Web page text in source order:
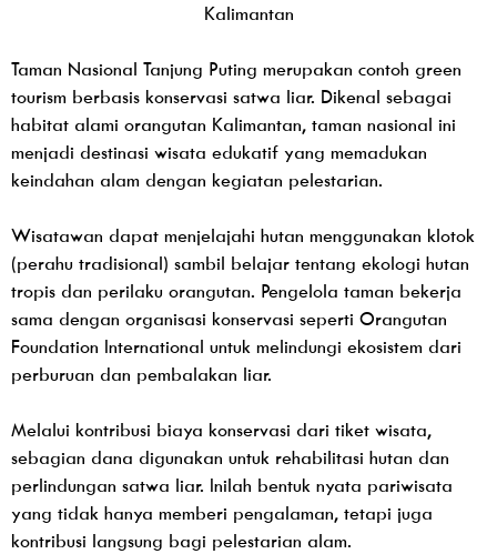
Taman Nasional Tanjung Puting merupakan contoh green
tourism berbasis konservasi satwa liar. Dikenal sebagai
habitat alami orangutan Kalimantan, taman nasional ini
menjadi destinasi wisata edukatif yang memadukan
keindahan alam dengan kegiatan pelestarian.
Wisatawan dapat menjelajahi hutan menggunakan klotok
(perahu tradisional) sambil belajar tentang ekologi hutan
tropis dan perilaku orangutan. Pengelola taman bekerja
sama dengan organisasi konservasi seperti Orangutan
Foundation International untuk melindungi ekosistem dari
perburuan dan pembalakan liar.
Melalui kontribusi biaya konservasi dari tiket wisata,
sebagian dana digunakan untuk rehabilitasi hutan dan
perlindungan satwa liar. Inilah bentuk nyata pariwisata
yang tidak hanya memberi pengalaman, tetapi juga
kontribusi langsung bagi pelestarian alam.